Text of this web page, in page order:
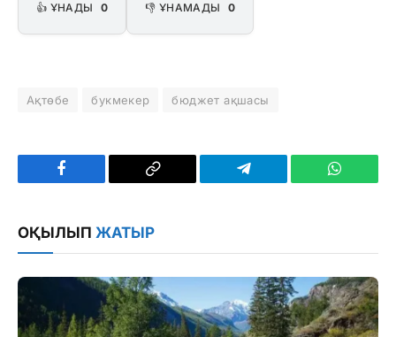
👍 ҰНАДЫ 0 👎 ҰНАМАДЫ 0
Ақтөбе букмекер бюджет ақшасы
Facebook
Copy
Telegram
ОҚЫЛЫП ЖАТЫР